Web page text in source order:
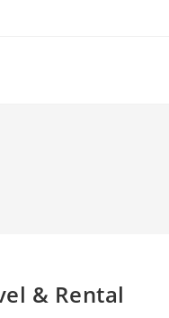
& Rental